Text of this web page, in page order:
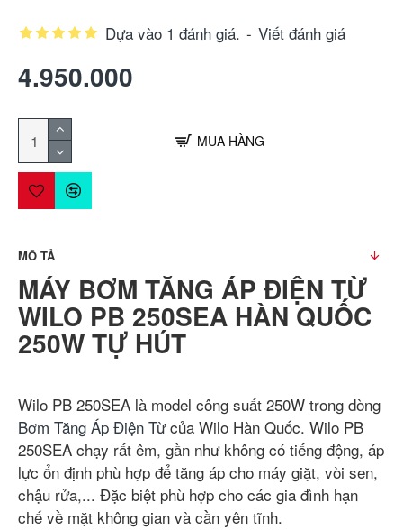
Dựa vào 1 đánh giá. - Viết đánh giá
4.950.000
MUA HÀNG
MÔ TẢ
MÁY BƠM TĂNG ÁP ĐIỆN TỪ
WILO PB 250SEA HÀN QUỐC
250W TỰ HÚT
Wilo PB 250SEA là model công suất 250W trong dòng
Bơm Tăng Áp Điện Từcủa Wilo Hàn Quốc. Wilo PB
250SEA chạy rất êm, gần như không có tiếng động, áp
lực ổn định phù hợp để tăng áp cho máy giặt, vòi sen,
chậu rửa,... Đặc biệt phù hợp cho các gia đình hạn
chế về mặt không gian và cần yên tĩnh.